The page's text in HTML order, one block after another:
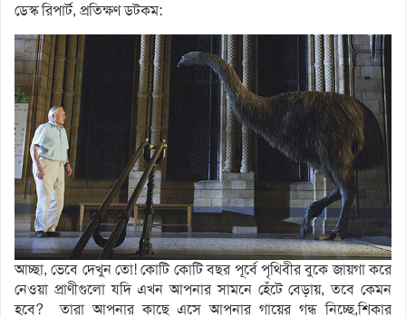
ডেস্ক রিপার্ট, প্রতিক্ষণ ডটকম:
আচ্ছা, ভেবে দেখুন তো! কোটি কোটি বছর পূর্বে পৃথিবীর বুকে জায়গা করে
নেওয়া প্রাণীগুলো যদি এখন আপনার সামনে হেঁটে বেড়ায়, তবে কেমন
হবে? তারা আপনার কাছে এসে আপনার গায়ের গন্ধ নিচ্ছে,শিকার